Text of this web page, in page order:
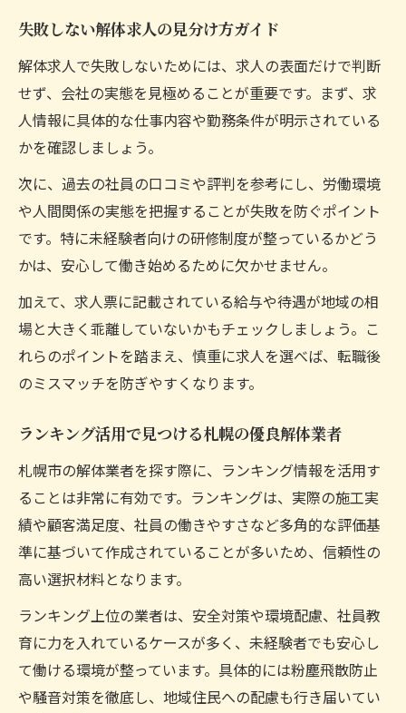
失敗しない解体求人の見分け方ガイド
解体求人で失敗しないためには、求人の表面だけで判断
せず、会社の実態を見極めることが重要です。まず、求
人情報に具体的な仕事内容や勤務条件が明示されている
かを確認しましょう。
次に、過去の社員の口コミや評判を参考にし、労働環境
や人間関係の実態を把握することが失敗を防ぐポイント
です。特に未経験者向けの研修制度が整っているかどう
かは、安心して働き始めるために欠かせません。
加えて、求人票に記載されている給与や待遇が地域の相
場と大きく乖離していないかもチェックしましょう。こ
れらのポイントを踏まえ、慎重に求人を選べば、転職後
のミスマッチを防ぎやすくなります。
ランキング活用で見つける札幌の優良解体業者
札幌市の解体業者を探す際に、ランキング情報を活用す
ることは非常に有効です。ランキングは、実際の施工実
績や顧客満足度、社員の働きやすさなど多角的な評価基
準に基づいて作成されていることが多いため、信頼性の
高い選択材料となります。
ランキング上位の業者は、安全対策や環境配慮、社員教
育に力を入れているケースが多く、未経験者でも安心し
て働ける環境が整っています。具体的には粉塵飛散防止
や騒音対策を徹底し、地域住民への配慮も行き届いてい